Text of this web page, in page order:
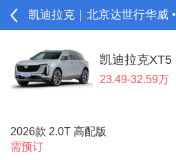
凯迪拉克｜北京达世行华威
凯迪拉克XT5
23.49-32.59万
2026款 2.0T 高配版
需预订